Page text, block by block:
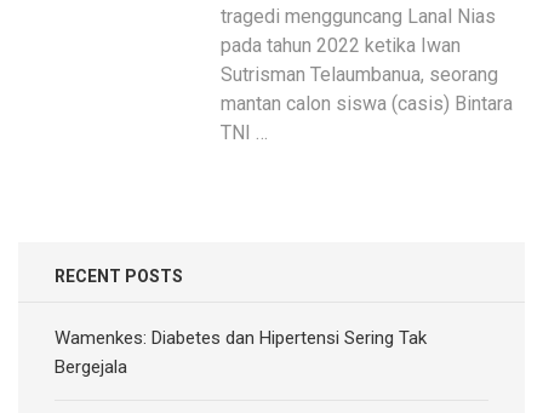
tragedi mengguncang Lanal Nias
pada tahun 2022 ketika Iwan
Sutrisman Telaumbanua, seorang
mantan calon siswa (casis) Bintara
TNI …
RECENT POSTS
Wamenkes: Diabetes dan Hipertensi Sering Tak
Bergejala